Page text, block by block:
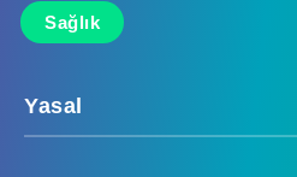
Sağlık
Yasal